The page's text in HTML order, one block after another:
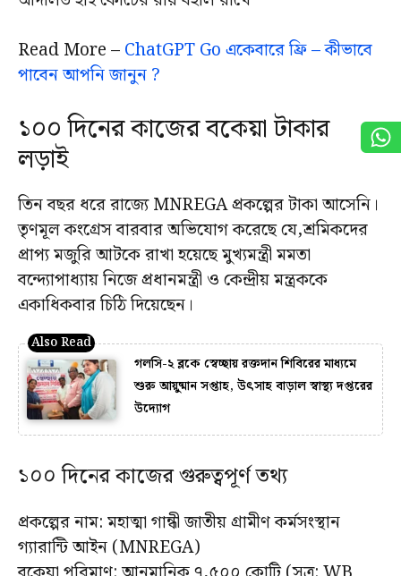
Read More –ChatGPT Go একেবারে ফ্রি – কীভাবে
পাবেন আপনি জানুন ?
১০০ দিনের কাজের বকেয়া টাকার
লড়াই
তিন বছর ধরে রাজ্যে MNREGA প্রকল্পের টাকা আসেনি।
তৃণমূল কংগ্রেস বারবার অভিযোগ করেছে যে,শ্রমিকদের
প্রাপ্য মজুরি আটকে রাখা হয়েছে মুখ্যমন্ত্রী মমতা
বন্দ্যোপাধ্যায় নিজে প্রধানমন্ত্রী ও কেন্দ্রীয় মন্ত্রককে
একাধিকবার চিঠি দিয়েছেন।
গলসি-২ ব্লকে স্বেচ্ছায় রক্তদান শিবিরের মাধ্যমে
শুরু আয়ুষ্মান সপ্তাহ, উৎসাহ বাড়াল স্বাস্থ্য দপ্তরের
উদ্যোগ
১০০ দিনের কাজের গুরুত্বপূর্ণ তথ্য
প্রকল্পের নাম: মহাত্মা গান্ধী জাতীয় গ্রামীণ কর্মসংস্থান
গ্যারান্টি আইন (MNREGA)